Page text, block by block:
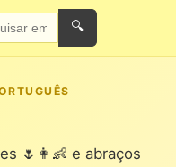
🔍
🌷👩👶 e abraços